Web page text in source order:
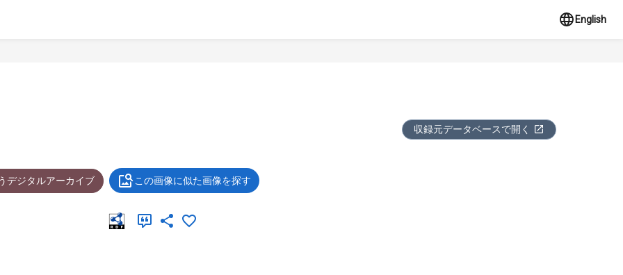
English
収録元データベースで開く
デジタルアーカイブ この画像に似た画像を探す